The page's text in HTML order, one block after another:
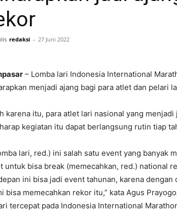
redaksi - 27 Juni 2022
– Lomba lari Indonesia International
menjadi ajang bagi para atlet dan pelari
karena itu, para atlet lari nasional yang
kegiatan itu dapat berlangsung rutin tiap
lari, red.) ini salah satu event yang banyak
untuk bisa break (memecahkan, red.) national
ini bisa jadi event tahunan, karena
bisa memecahkan rekor itu,” kata Agus
tercepat pada Indonesia International